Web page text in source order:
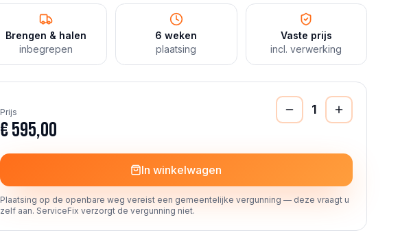
Brengen & halen
inbegrepen
6 weken
plaatsing
Vaste prijs
incl. verwerking
Prijs
€ 595,00
1
In winkelwagen
Plaatsing op de openbare weg vereist een gemeentelijke vergunning — deze vraagt u
zelf aan. ServiceFix verzorgt de vergunning niet.